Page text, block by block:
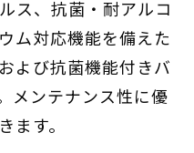
ス、抗菌・耐アルコ
ム対応機能を備えた
よび抗菌機能付きバ
メンテナンス性に優
ます。